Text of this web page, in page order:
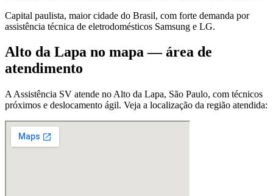
Capital paulista, maior cidade do Brasil, com forte demanda por
assistência técnica de eletrodomésticos Samsung e LG.
Alto da Lapa no mapa — área de
atendimento
A Assistência SV atende no Alto da Lapa, São Paulo, com técnicos
próximos e deslocamento ágil. Veja a localização da região atendida: